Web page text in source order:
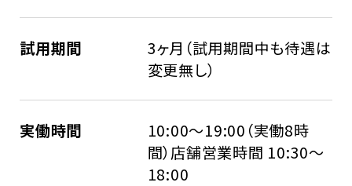
試用期間
3ヶ月（試用期間中も待遇は
変更無し）
実働時間
10:00～19:00（実働8時
間）店舗営業時間 10:30～
18:00